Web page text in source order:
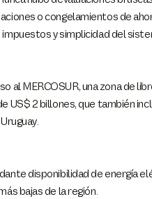
o congelamientos de
y simplicidad del
al MERCOSUR, una zona de
US$ 2 billones, que también
disponibilidad de energía
bajas de la región.